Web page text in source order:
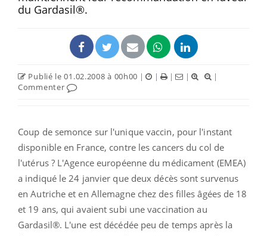
du Gardasil®.
Publié le 01.02.2008 à 00h00 | | | |
|
Commenter
Coup de semonce sur l'unique vaccin, pour l'instant
disponible en France, contre les cancers du col de
l'utérus ? L'Agence européenne du médicament (EMEA)
a indiqué le 24 janvier que deux décès sont survenus
en Autriche et en Allemagne chez des filles âgées de 18
et 19 ans, qui avaient subi une vaccination au
Gardasil®. L'une est décédée peu de temps après la